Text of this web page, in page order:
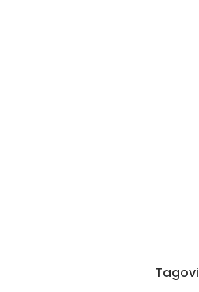
Tagovi